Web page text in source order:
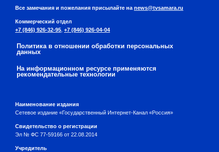
Все замечания и пожелания присылайте на news@tvsamara.ru
Коммерческий отдел
+7 (846) 926-32-95 +7 (846) 926-04-04
Политика в отношении обработки персональных
данных
На информационном ресурсе применяются
рекомендательные технологии
Наименование издания
Сетевое издание «Государственный Интернет-Канал «Россия»
Свидетельство о регистрации
Эл № ФС 77-59166 от 22.08.2014
Учредитель